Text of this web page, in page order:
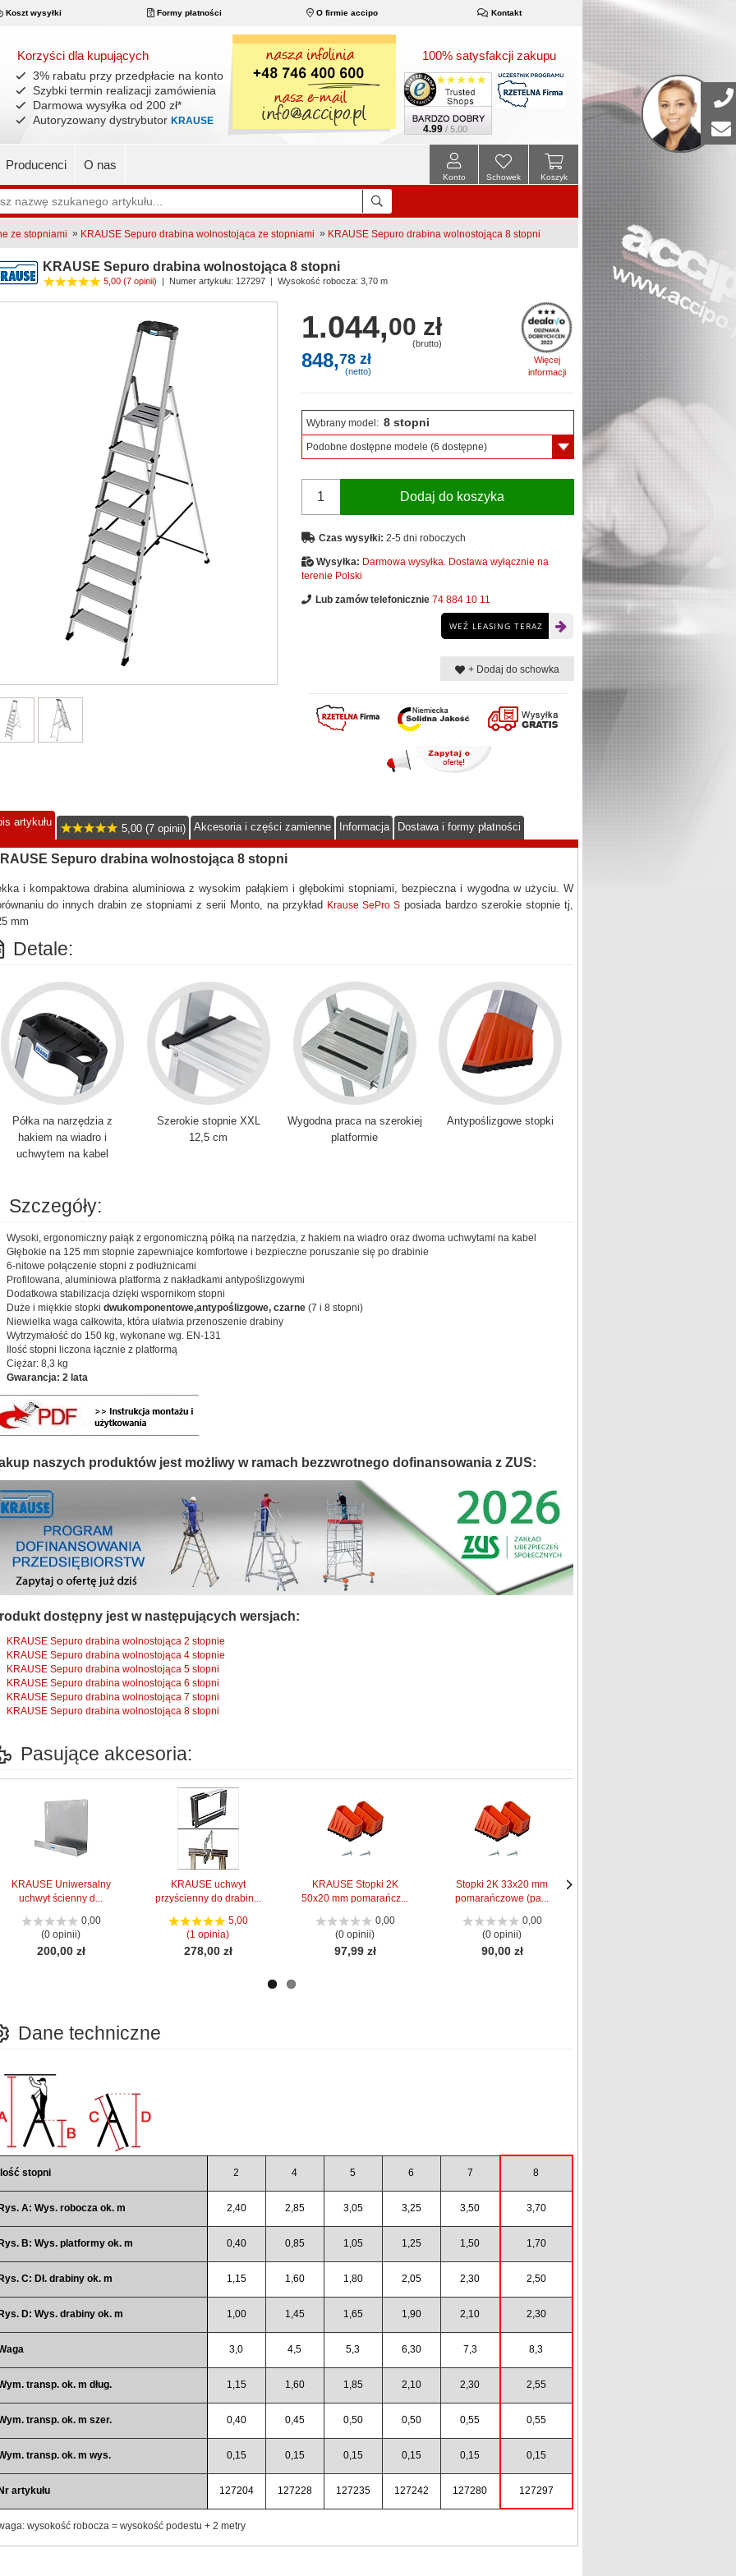
Koszt wysyłki Formy płatności O firmie accipo Kontakt
Korzyści dla kupujących
3% rabatu przy przedpłacie na konto
Szybki termin realizacji zamówienia
Darmowa wysyłka od 200 zł*
Autoryzowany dystrybutor KRAUSE
100% satysfakcji zakupu
4.99 / 5.00
Producenci O nas
Koszyk
Schowek
Konto
ze stopniami » KRAUSE Sepuro drabina wolnostojąca ze stopniami » KRAUSE Sepuro drabina wolnostojąca 8 stopni
KRAUSE Sepuro drabina wolnostojąca 8 stopni
5,00 (7 opinii) | Numer artykułu: 127297 | Wysokość robocza: 3,70 m
Więcej
informacji
1.044,00 zł
(brutto)
848,78 zł
(netto)
Wybrany model: 8 stopni
Podobne dostępne modele (6 dostępne)
Dodaj do koszyka
Czas wysyłki: 2-5 dni roboczych
Wysyłka: Darmowa wysyłka. Dostawa wyłącznie na
terenie Polski
Lub zamów telefonicznie 74 884 10 11
WEŹ LEASING TERAZ
+ Dodaj do schowka
artykułu
5,00 (7 opinii) Akcesoria i części zamienne Informacja Dostawa i formy płatności
Sepuro drabina wolnostojąca 8 stopni
i kompaktowa drabina aluminiowa z wysokim pałąkiem i głębokimi stopniami, bezpieczna i wygodna w użyciu. W
do innych drabin ze stopniami z serii Monto, na przykład Krause SePro S posiada bardzo szerokie stopnie tj,
mm
Detale:
Półka na narzędzia z
hakiem na wiadro i
uchwytem na kabel
Szerokie stopnie XXL
12,5 cm
Wygodna praca na szerokiej
platformie
Antypoślizgowe stopki
Szczegóły:
Wysoki, ergonomiczny pałąk z ergonomiczną półką na narzędzia, z hakiem na wiadro oraz dwoma uchwytami na kabel
Głębokie na 125 mm stopnie zapewniajce komfortowe i bezpieczne poruszanie się po drabinie
6-nitowe połączenie stopni z podłużnicami
Profilowana, aluminiowa platforma z nakładkami antypoślizgowymi
Dodatkowa stabilizacja dzięki wspornikom stopni
Duże i miękkie stopki dwukomponentowe,antypoślizgowe, czarne(7 i 8 stopni)
Niewielka waga całkowita, która ułatwia przenoszenie drabiny
Wytrzymałość do 150 kg, wykonane wg. EN-131
Ilość stopni liczona łącznie z platformą
Ciężar: 8,3 kg
Gwarancja: 2 lata
naszych produktów jest możliwy w ramach bezzwrotnego dofinansowania z ZUS:
dostępny jest w następujących wersjach:
KRAUSE Sepuro drabina wolnostojąca 2 stopnie
KRAUSE Sepuro drabina wolnostojąca 4 stopnie
KRAUSE Sepuro drabina wolnostojąca 5 stopni
KRAUSE Sepuro drabina wolnostojąca 6 stopni
KRAUSE Sepuro drabina wolnostojąca 7 stopni
KRAUSE Sepuro drabina wolnostojąca 8 stopni
Pasujące akcesoria:
KRAUSE Uniwersalny
uchwyt ścienny d...
0,00
(0 opinii)
200,00 zł
KRAUSE uchwyt
przyścienny do drabin...
5,00
(1 opinia)
278,00 zł
KRAUSE Stopki 2K
50x20 mm pomarańcz...
0,00
(0 opinii)
97,99 zł
Stopki 2K 33x20 mm
pomarańczowe (pa...
0,00
(0 opinii)
90,00 zł
Dane techniczne
stopni 2 4 5 6 7 8
A: Wys. robocza ok. m 2,40 2,85 3,05 3,25 3,50 3,70
B: Wys. platformy ok. m 0,40 0,85 1,05 1,25 1,50 1,70
C: Dł. drabiny ok. m 1,15 1,60 1,80 2,05 2,30 2,50
D: Wys. drabiny ok. m 1,00 1,45 1,65 1,90 2,10 2,30
3,0 4,5 5,3 6,30 7,3 8,3
transp. ok. m dług. 1,15 1,60 1,85 2,10 2,30 2,55
transp. ok. m szer. 0,40 0,45 0,50 0,50 0,55 0,55
transp. ok. m wys. 0,15 0,15 0,15 0,15 0,15 0,15
artykułu 127204 127228 127235 127242 127280 127297
wysokość robocza = wysokość podestu + 2 metry